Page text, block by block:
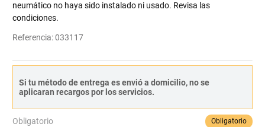
neumático no haya sido instalado ni usado. Revisa las
condiciones.
Referencia:033117
Si tu método de entrega es envió a domicilio, no se
aplicaran recargos por los servicios.
Obligatorio Obligatorio